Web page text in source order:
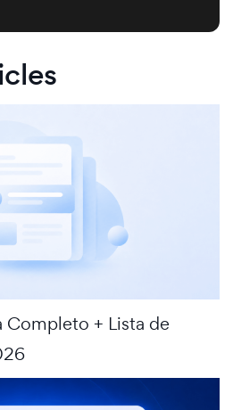
Completo + Lista de